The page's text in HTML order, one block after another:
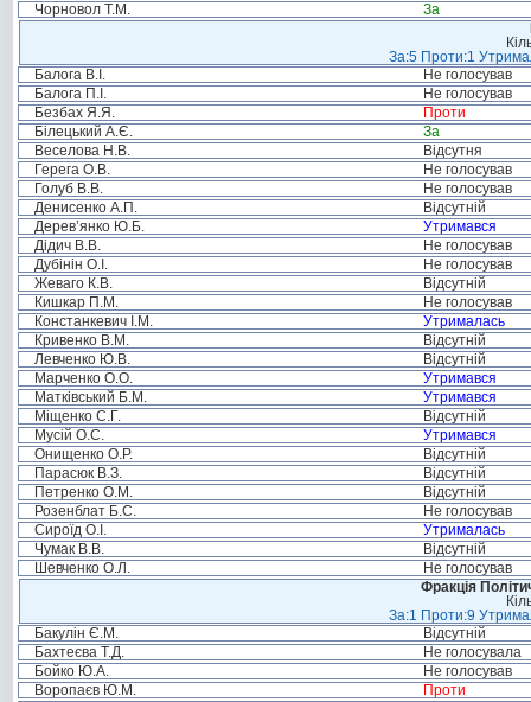
Чорновол Т.М.
За
За:5 Проти:1
Балога В.І.
Не голосував
Балога П.І.
Не голосував
Безбах Я.Я.
Проти
Білецький А.Є.
За
Веселова Н.В.
Відсутня
Герега О.В.
Не голосував
Голуб В.В.
Не голосував
Денисенко А.П.
Відсутній
Дерев’янко Ю.Б.
Утримався
Дідич В.В.
Не голосував
Дубінін О.І.
Не голосував
Жеваго К.В.
Відсутній
Кишкар П.М.
Не голосував
Констанкевич І.М.
Утрималась
Кривенко В.М.
Відсутній
Левченко Ю.В.
Відсутній
Марченко О.О.
Утримався
Матківський Б.М.
Утримався
Міщенко С.Г.
Відсутній
Мусій О.С.
Утримався
Онищенко О.Р.
Відсутній
Парасюк В.З.
Відсутній
Петренко О.М.
Відсутній
Розенблат Б.С.
Не голосував
Сироїд О.І.
Утрималась
Чумак В.В.
Відсутній
Шевченко О.Л.
Не голосував
Фракція
За:1 Проти:9
Бакулін Є.М.
Відсутній
Бахтеєва Т.Д.
Не голосувала
Бойко Ю.А.
Не голосував
Воропаєв Ю.М.
Проти